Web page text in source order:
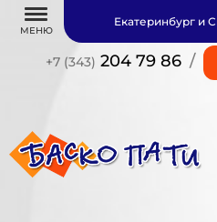
МЕНЮ
+7 (343) 204 79 86 /
Екатеринбург и